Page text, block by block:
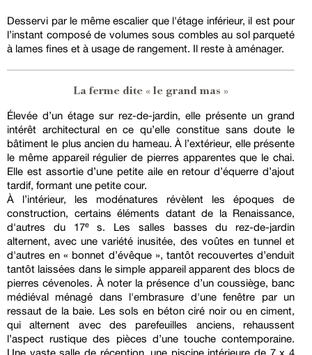
Desservi par le même escalier que l'étage inférieur, il est pour
l’instant composé de volumes sous combles au sol parqueté
à lames fines et à usage de rangement. Il reste à aménager.
La ferme dite « le grand mas »
Élevée d’un étage sur rez-de-jardin, elle présente un grand
intérêt architectural en ce qu’elle constitue sans doute le
bâtiment le plus ancien du hameau. À l’extérieur, elle présente
le même appareil régulier de pierres apparentes que le chai.
Elle est assortie d’une petite aile en retour d’équerre d’ajout
tardif, formant une petite cour.
À l’intérieur, les modénatures révèlent les époques de
construction, certains éléments datant de la Renaissance,
d'autres du 17ᵉ s. Les salles basses du rez-de-jardin
alternent, avec une variété inusitée, des voûtes en tunnel et
d'autres en « bonnet d’évêque », tantôt recouvertes d’enduit
tantôt laissées dans le simple appareil apparent des blocs de
pierres cévenoles. À noter la présence d’un coussiège, banc
médiéval ménagé dans l'embrasure d'une fenêtre par un
ressaut de la baie. Les sols en béton ciré noir ou en ciment,
qui alternent avec des parefeuilles anciens, rehaussent
l’aspect rustique des pièces d’une touche contemporaine.